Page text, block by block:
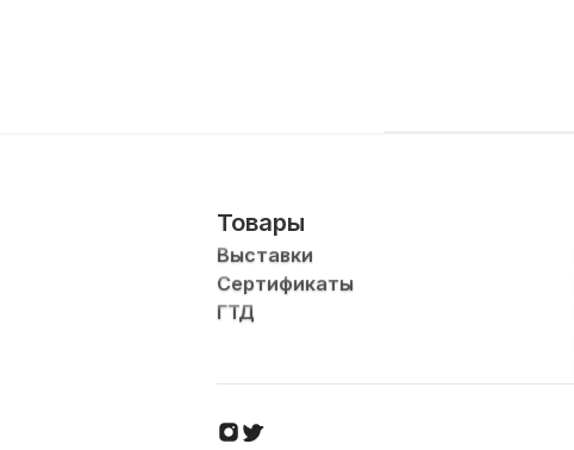
Товары
Выставки
Сертификаты
ГТД